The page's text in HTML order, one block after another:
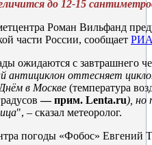
до 12-15
Роман Вильфанд
части России, сообщает РИА
ожидаются с завтрашнего
антициклон оттесняет
в Москве (температура
— прим. Lenta.ru), но
", – сказал метеоролог.
погоды «Фобос» Евгений